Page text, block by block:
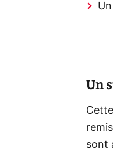
Un
sont